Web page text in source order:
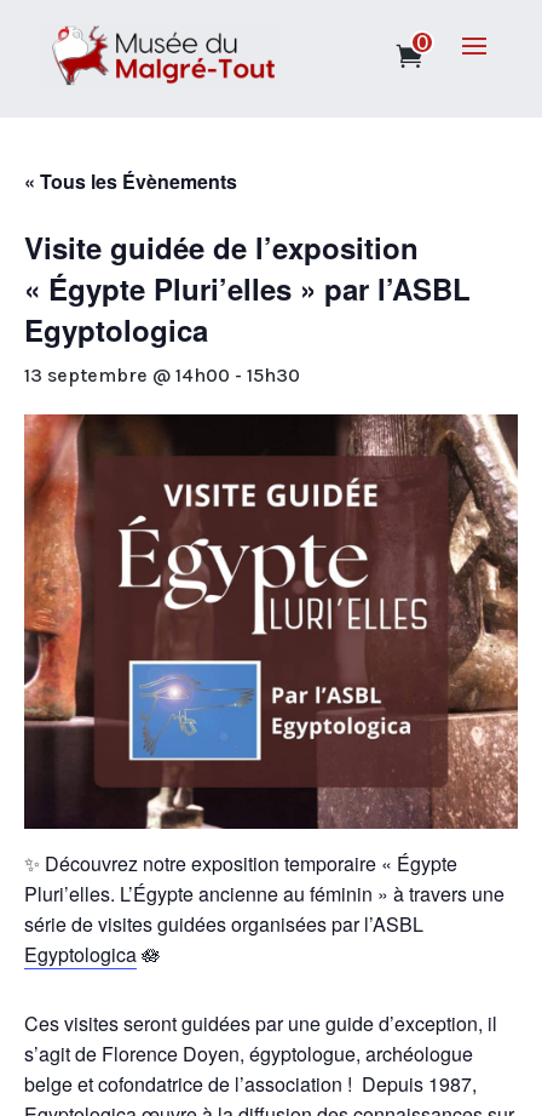
0
« Tous les Évènements
Visite guidée de l’exposition
« Égypte Pluri’elles » par l’ASBL
Egyptologica
13 septembre @ 14h00 - 15h30
✨ Découvrez notre exposition temporaire « Égypte
Pluri’elles. L’Égypte ancienne au féminin » à travers une
série de visites guidées organisées par l’ASBL
Egyptologica🪷
Ces visites seront guidées par une guide d’exception, il
s’agit de Florence Doyen, égyptologue, archéologue
belge et cofondatrice de l’association ! Depuis 1987,